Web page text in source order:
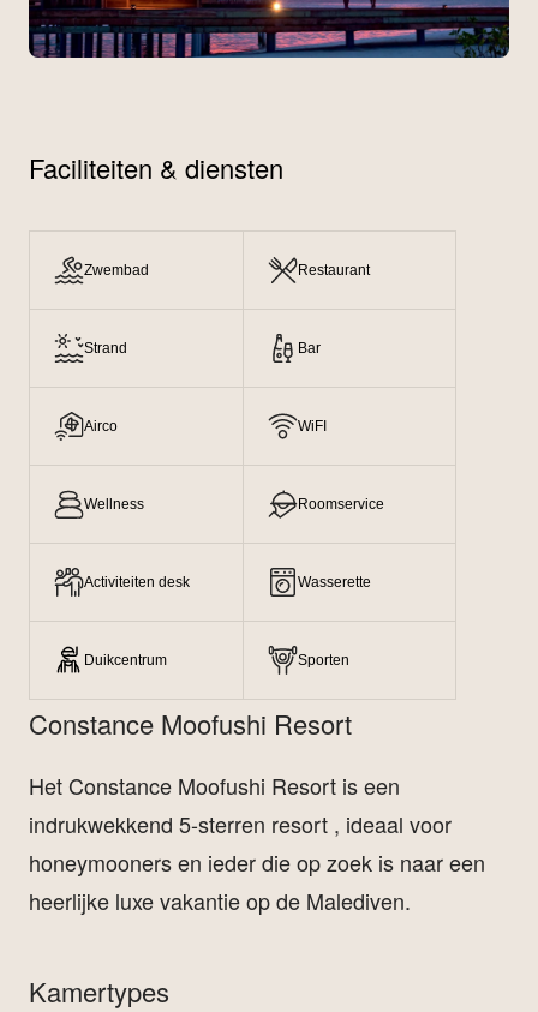
Constance Moofushi Resort
Het Constance Moofushi Resort is een
indrukwekkend 5-sterren resort , ideaal voor
honeymooners en ieder die op zoek is naar een
heerlijke luxe vakantie op de Malediven.
Kamertypes
Faciliteiten & diensten
Zwembad Restaurant
Strand Bar
Airco WiFI
Wellness Roomservice
Activiteiten desk Wasserette
Duikcentrum Sporten